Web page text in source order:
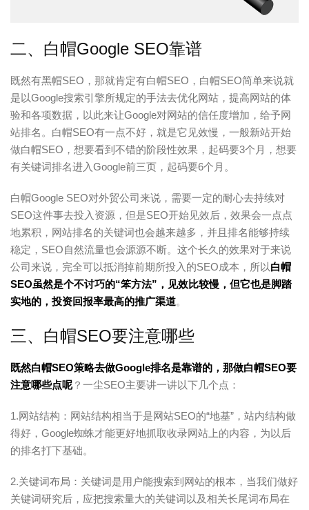
二、白帽Google SEO靠谱
既然有黑帽SEO，那就肯定有白帽SEO，白帽SEO简单来说就
是以Google搜索引擎所规定的手法去优化网站，提高网站的体
验和各项数据，以此来让Google对网站的信任度增加，给予网
站排名。白帽SEO有一点不好，就是它见效慢，一般新站开始
做白帽SEO，想要看到不错的阶段性效果，起码要3个月，想要
有关键词排名进入Google前三页，起码要6个月。
白帽Google SEO对外贸公司来说，需要一定的耐心去持续对
SEO这件事去投入资源，但是SEO开始见效后，效果会一点点
地累积，网站排名的关键词也会越来越多，并且排名能够持续
稳定，SEO自然流量也会源源不断。这个长久的效果对于来说
公司来说，完全可以抵消掉前期所投入的SEO成本，所以白帽
SEO虽然是个不讨巧的“笨方法”，见效比较慢，但它也是脚踏
实地的，投资回报率最高的推广渠道。
三、白帽SEO要注意哪些
既然白帽SEO策略去做Google排名是靠谱的，那做白帽SEO要
注意哪些点呢？一尘SEO主要讲一讲以下几个点：
1.网站结构：网站结构相当于是网站SEO的“地基”，站内结构做
得好，Google蜘蛛才能更好地抓取收录网站上的内容，为以后
的排名打下基础。
2.关键词布局：关键词是用户能搜索到网站的根本，当我们做好
关键词研究后，应把搜索量大的关键词以及相关长尾词布局在